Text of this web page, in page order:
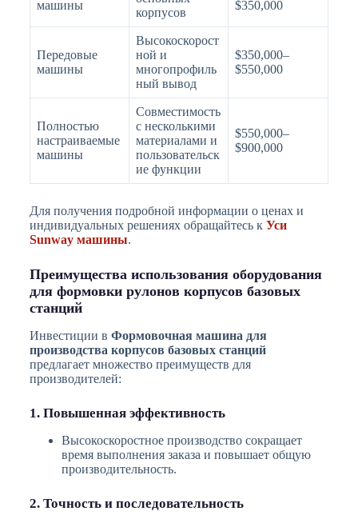
машины
корпусов
$350,000
Передовые
машины
Высокоскорост
ной и
многопрофиль
ный вывод
$350,000–
$550,000
Полностью
настраиваемые
машины
Совместимость
с несколькими
материалами и
пользовательск
ие функции
$550,000–
$900,000
Для получения подробной информации о ценах и
индивидуальных решениях обращайтесь к Уси
Sunway машины.
Преимущества использования оборудования
для формовки рулонов корпусов базовых
станций
Инвестиции в Формовочная машина для
производства корпусов базовых станций
предлагает множество преимуществ для
производителей:
1. Повышенная эффективность
Высокоскоростное производство сокращает
время выполнения заказа и повышает общую
производительность.
2. Точность и последовательность